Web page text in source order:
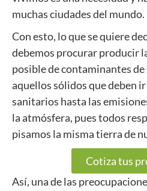
muchas ciudades del mundo.
Con esto, lo que se quiere
debemos procurar producir
posible de contaminantes
aquellos sólidos que deben
sanitarios hasta las
la atmósfera, pues todos
pisamos la misma tierra de
Cotiza tus
Así, una de las